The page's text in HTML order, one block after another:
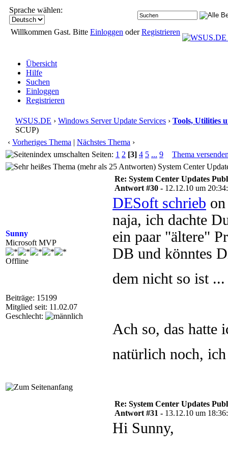
Sprache wählen:
Willkommen Gast. Bitte Einloggen oderRegistrieren
Übersicht
Hilfe
Suchen
Einloggen
Registrieren
WSUS.DE › Windows Server Update Services › Tools, Utilities
SCUP)
‹ Vorheriges Thema | Nächstes Thema ›
Seiten: 1 2 [3] 4 5 ... 9
Thema
System Center
Sunny
Microsoft MVP
Offline
Beiträge: 15199
Mitglied seit: 11.02.07
Geschlecht:
Re: System Center Updates
Antwort #30 - 12.12.10 um
DESoft schrieb
naja, ich dachte
ein paar "ältere"
DB und könntes
dem nicht so ist
Ach so, das hatte
natürlich noch,
Re: System Center Updates
Antwort #31 - 13.12.10 um
Hi Sunny,